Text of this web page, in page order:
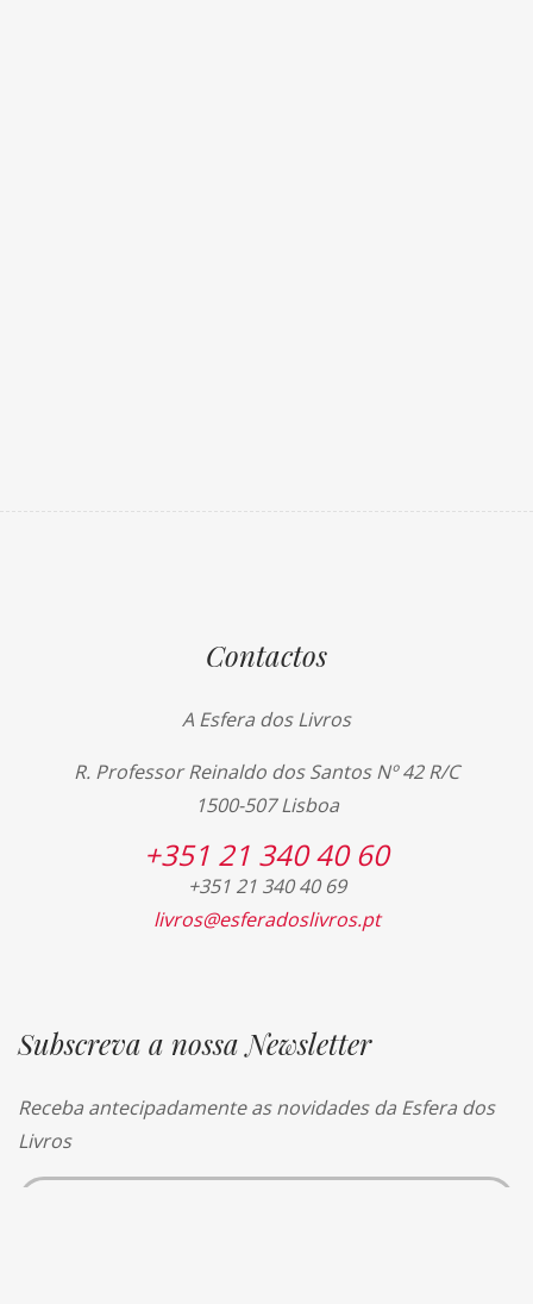
Contactos
A Esfera dos Livros
R. Professor Reinaldo dos Santos Nº 42 R/C
1500-507 Lisboa
+351 21 340 40 60
+351 21 340 40 69
livros@esferadoslivros.pt
Subscreva a nossa Newsletter
Receba antecipadamente as novidades da Esfera dos
Livros